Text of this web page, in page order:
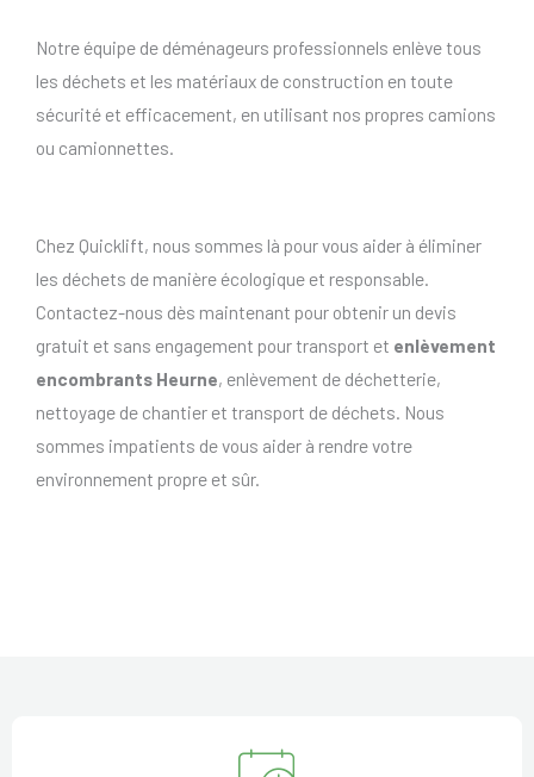
Notre équipe de déménageurs professionnels enlève tous
les déchets et les matériaux de construction en toute
sécurité et efficacement, en utilisant nos propres camions
ou camionnettes.
Chez Quicklift, nous sommes là pour vous aider à éliminer
les déchets de manière écologique et responsable.
Contactez-nous dès maintenant pour obtenir un devis
gratuit et sans engagement pour transport et enlèvement
encombrants Heurne, enlèvement de déchetterie,
nettoyage de chantier et transport de déchets. Nous
sommes impatients de vous aider à rendre votre
environnement propre et sûr.